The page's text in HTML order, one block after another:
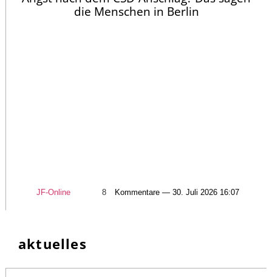
die Menschen in Berlin
JF-Online 8 Kommentare — 30. Juli 2026 16:07
aktuelles